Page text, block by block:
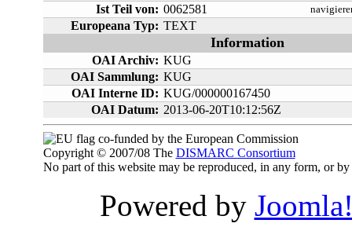
Ist Teil von: 0062581
Europeana Typ: TEXT
Information
OAI Archiv: KUG
OAI Sammlung: KUG
OAI Interne ID: KUG/000000167450
OAI Datum: 2013-06-20T10:12:56Z
co-funded by the European Commission
Copyright © 2007/08 The DISMARC Consortium
No part of this website may be reproduced, in any form, or
Powered by